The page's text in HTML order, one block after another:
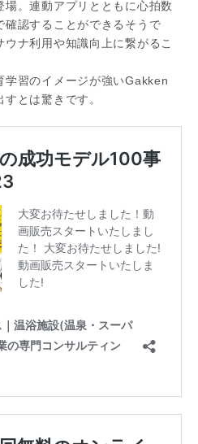
。連動アプリとともに心拍数
確認することができるそうで
ナ利用や知識向上に繋がるこ
学習のイメージが強いGakken
とは驚きです。